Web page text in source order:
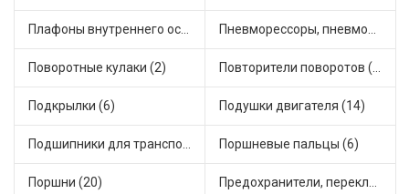
Плафоны внутреннего освещения (1) Пневморессоры, пневмоподушки (1)
Поворотные кулаки (2) Повторители поворотов (8)
Подкрылки (6) Подушки двигателя (14)
Подшипники для транспорта (43) Поршневые пальцы (6)
Поршни (20) Предохранители, переключатели, кнопки автомобильные (39)